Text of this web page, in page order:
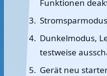
Funktionen
Dunkelmodus,
testweise
Gerät neu